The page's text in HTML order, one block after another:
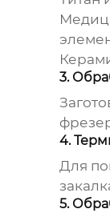
3.
4.
Для
5.